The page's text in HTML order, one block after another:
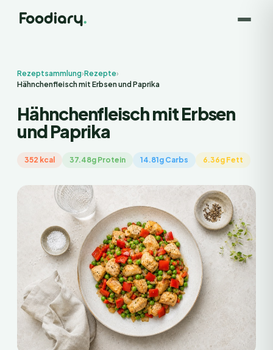
Rezeptsammlung›Rezepte›
Hähnchenfleisch mit Erbsen und Paprika
Hähnchenfleisch mit Erbsen
und Paprika
352 kcal 37.48g Protein 14.81g Carbs 6.36g Fett